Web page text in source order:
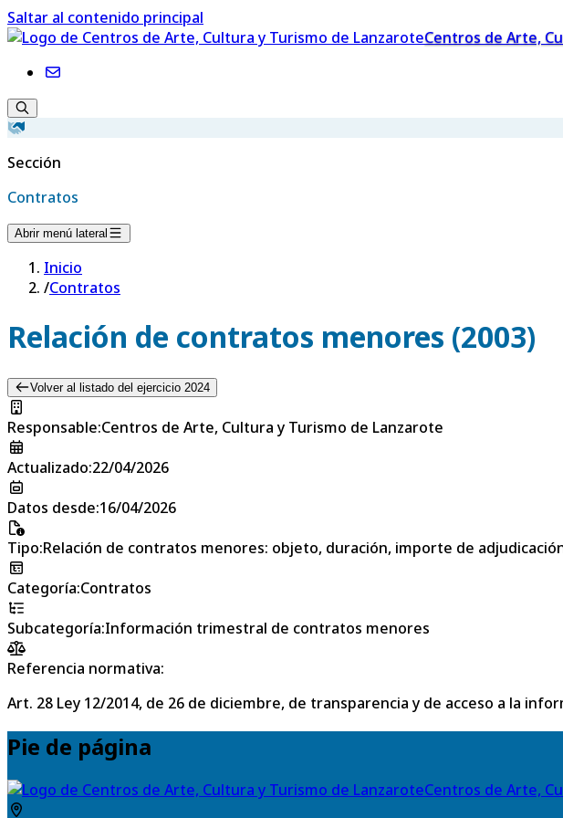
Saltar al contenido principal
Centros de Arte,
Sección
Contratos
Abrir menú lateral
Inicio
/Contratos
Relación de contratos menores (2003)
Volver al listado del ejercicio 2024
Responsable:Centros de Arte, Cultura y Turismo de Lanzarote
Actualizado:22/04/2026
Datos desde:16/04/2026
Tipo:Relación de contratos menores: objeto, duración, importe de
Categoría:Contratos
Subcategoría:Información trimestral de contratos menores
Referencia normativa:
Art. 28 Ley 12/2014, de 26 de diciembre, de transparencia y de acceso a la
Pie de página
Centros de Arte,